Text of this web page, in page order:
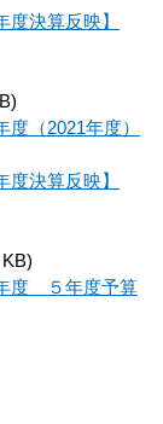
決算反映】
（2021年度）
決算反映】
度＿５年度予算